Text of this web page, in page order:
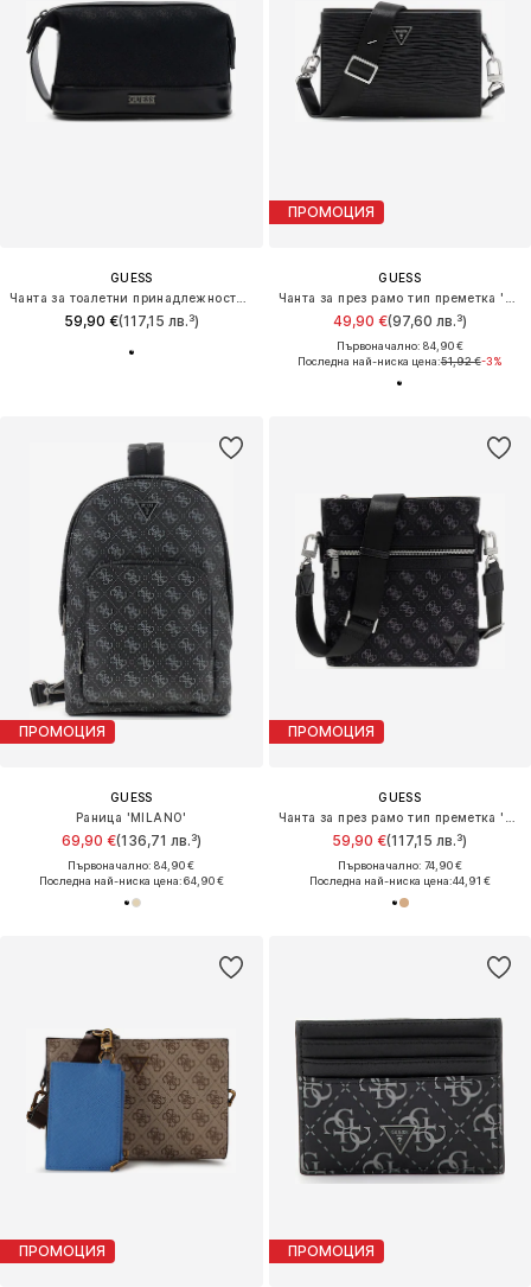
GUESS
59,90 €(117,15 лв.³)
ПРОМОЦИЯ
GUESS
49,90 €(97,60 лв.³)
Първоначално: 84,90 €
Последна най-ниска цена:51,92 €-3%
ПРОМОЦИЯ
GUESS
Раница 'MILANO'
69,90 €(136,71 лв.³)
Първоначално: 84,90 €
Последна най-ниска цена:64,90 €
ПРОМОЦИЯ
GUESS
59,90 €(117,15 лв.³)
Първоначално: 74,90 €
Последна най-ниска цена:44,91 €
ПРОМОЦИЯ ПРОМОЦИЯ